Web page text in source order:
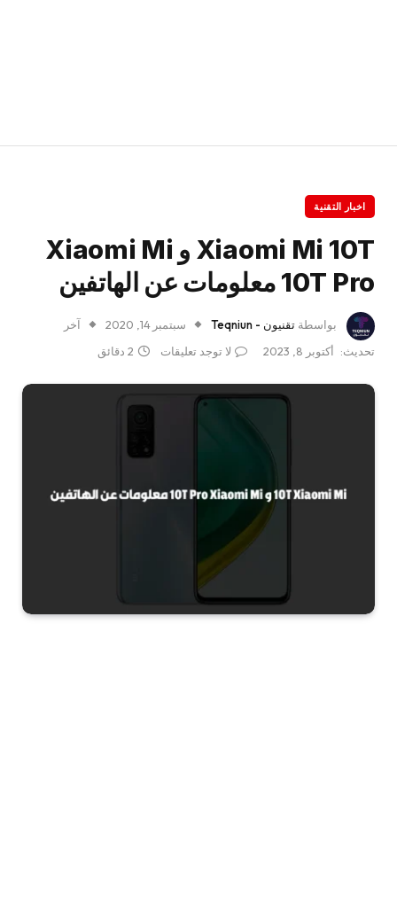
اخبار التقنية
Xiaomi Mi 10T و Xiaomi Mi
10T Pro معلومات عن الهاتفين
بواسطة تقنيون - Teqniun سبتمبر 14, 2020
آخر
تحديث:
أكتوبر 8, 2023 لا توجد تعليقات 2 دقائق